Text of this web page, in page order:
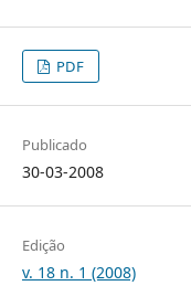
PDF
Publicado
30-03-2008
Edição
v. 18 n. 1 (2008)